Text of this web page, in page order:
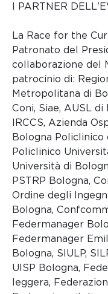
I PARTNER
La Race for the
Patronato del
collaborazione del
patrocinio di:
Metropolitana di
Coni, Siae, AUSL
IRCCS, Azienda
Bologna Policlinico
Policlinico
Università di
PSTRP Bologna,
Ordine degli
Bologna,
Federmanager
Federmanager
Bologna, SIULP,
UISP Bologna,
leggera,